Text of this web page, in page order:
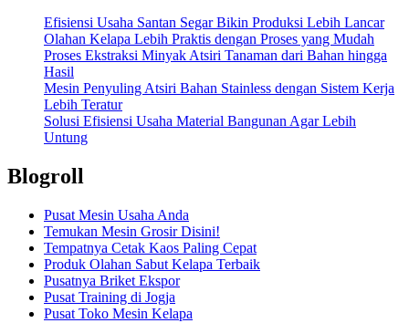
Efisiensi Usaha Santan Segar Bikin Produksi Lebih Lancar
Olahan Kelapa Lebih Praktis dengan Proses yang Mudah
Proses Ekstraksi Minyak Atsiri Tanaman dari Bahan hingga
Hasil
Mesin Penyuling Atsiri Bahan Stainless dengan Sistem Kerja
Lebih Teratur
Solusi Efisiensi Usaha Material Bangunan Agar Lebih
Untung
Blogroll
Pusat Mesin Usaha Anda
Temukan Mesin Grosir Disini!
Tempatnya Cetak Kaos Paling Cepat
Produk Olahan Sabut Kelapa Terbaik
Pusatnya Briket Ekspor
Pusat Training di Jogja
Pusat Toko Mesin Kelapa